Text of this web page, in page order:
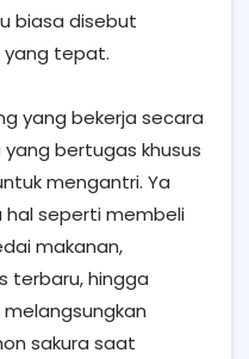
biasa disebut
yang tepat.
yang bekerja secara
bertugas khusus
mengantri. Ya
seperti membeli
makanan,
terbaru, hingga
sakura saat